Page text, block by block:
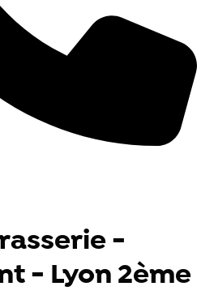
-
- Lyon 2ème